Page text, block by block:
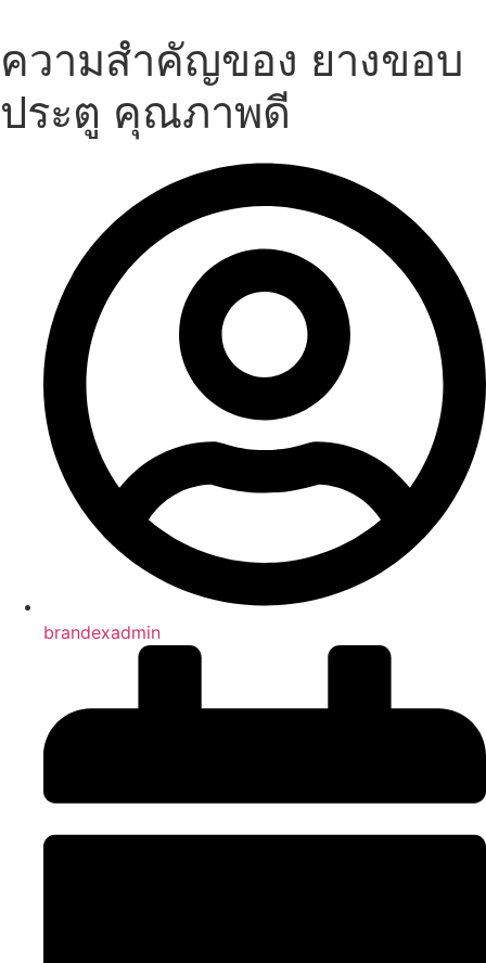
content
ความสำคัญของ ยางขอบ
ประตู คุณภาพดี
brandexadmin